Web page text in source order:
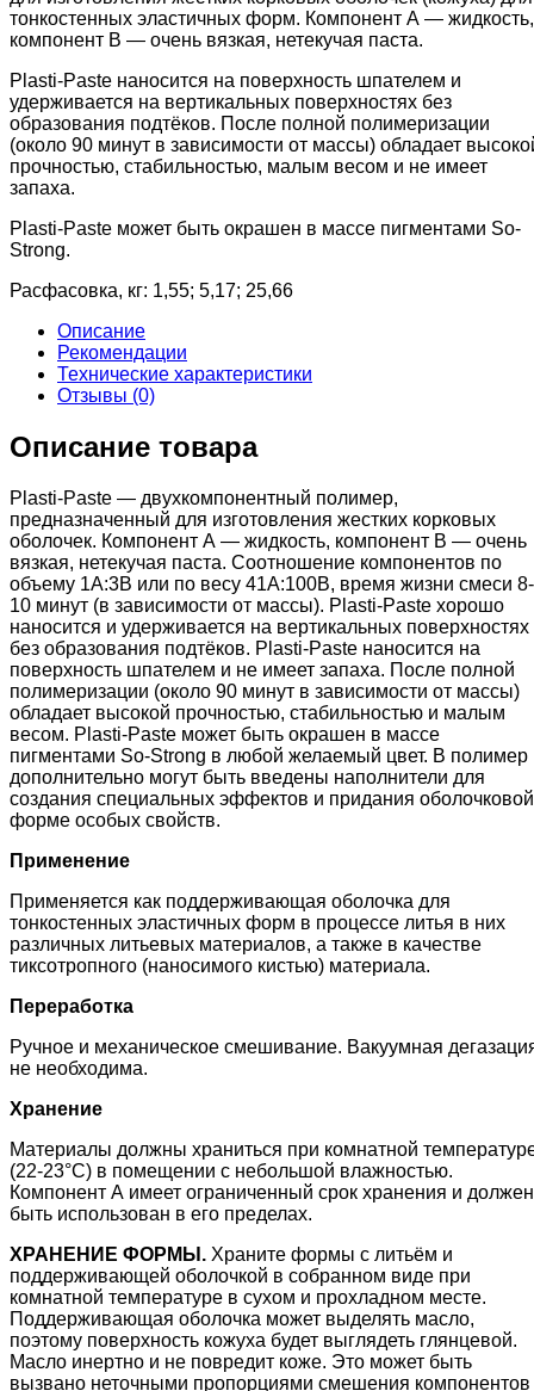
тонкостенных эластичных форм. Компонент А — жидкость,
компонент В — очень вязкая, нетекучая паста.
Plasti-Paste наносится на поверхность шпателем и
удерживается на вертикальных поверхностях без
образования подтёков. После полной полимеризации
(около 90 минут в зависимости от массы) обладает
прочностью, стабильностью, малым весом и не имеет
запаха.
Plasti-Paste может быть окрашен в массе пигментами So-
Strong.
Расфасовка, кг: 1,55; 5,17; 25,66
Описание
Рекомендации
Технические характеристики
Отзывы (0)
Описание товара
Plasti-Paste — двухкомпонентный полимер,
предназначенный для изготовления жестких корковых
оболочек. Компонент А — жидкость, компонент В — очень
вязкая, нетекучая паста. Соотношение компонентов по
объему 1А:3В или по весу 41А:100В, время жизни смеси 8-
10 минут (в зависимости от массы). Plasti-Paste хорошо
наносится и удерживается на вертикальных поверхностях
без образования подтёков. Plasti-Paste наносится на
поверхность шпателем и не имеет запаха. После полной
полимеризации (около 90 минут в зависимости от массы)
обладает высокой прочностью, стабильностью и малым
весом. Plasti-Paste может быть окрашен в массе
пигментами So-Strong в любой желаемый цвет. В полимер
дополнительно могут быть введены наполнители для
создания специальных эффектов и придания оболочковой
форме особых свойств.
Применение
Применяется как поддерживающая оболочка для
тонкостенных эластичных форм в процессе литья в них
различных литьевых материалов, а также в качестве
тиксотропного (наносимого кистью) материала.
Переработка
Ручное и механическое смешивание. Вакуумная
не необходима.
Хранение
Материалы должны храниться при комнатной
(22-23°C) в помещении с небольшой влажностью.
Компонент А имеет ограниченный срок хранения и должен
быть использован в его пределах.
ХРАНЕНИЕ ФОРМЫ. Храните формы с литьём и
поддерживающей оболочкой в собранном виде при
комнатной температуре в сухом и прохладном месте.
Поддерживающая оболочка может выделять масло,
поэтому поверхность кожуха будет выглядеть глянцевой.
Масло инертно и не повредит коже. Это может быть
вызвано неточными пропорциями смешения компонентов